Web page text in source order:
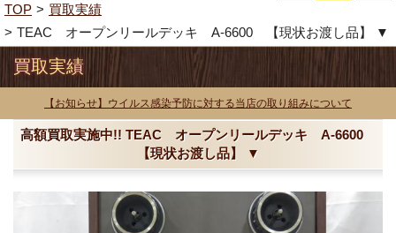
TOP
買取実績
TEAC オープンリールデッキ A-6600 【現状お渡し品】 ▼
買取実績
【お知らせ】ウイルス感染予防に対する当店の取り組みについて
高額買取実施中!! TEAC オープンリールデッキ A-6600
【現状お渡し品】 ▼